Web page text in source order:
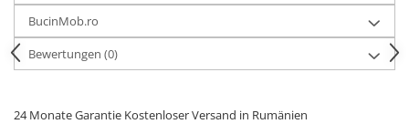
BucinMob.ro
Bewertungen (0)
24 Monate Garantie Kostenloser Versand in Rumänien